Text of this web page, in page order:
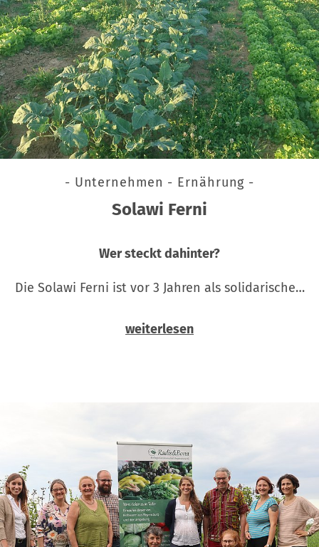
- Unternehmen - Ernährung -
Solawi Ferni
Wer steckt dahinter?
Die Solawi Ferni ist vor 3 Jahren als solidarische…
weiterlesen